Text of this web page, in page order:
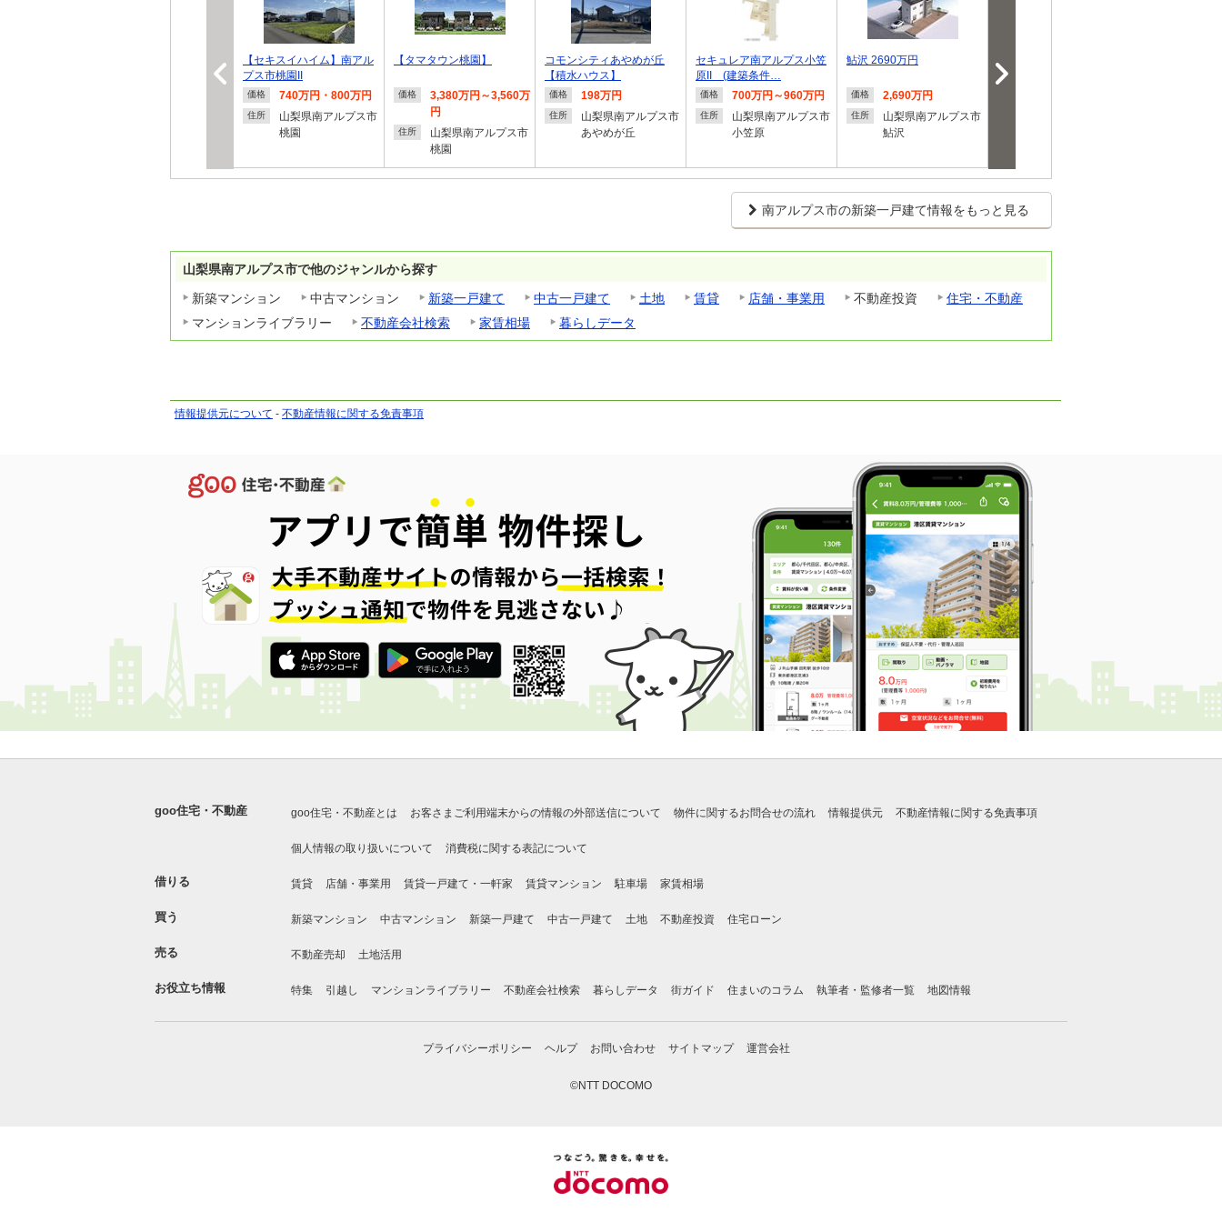
【セキスイハイム】南アル
プス市桃園II
価格 740万円・800万円
住所
山梨県南アルプス市
桃園
【タマタウン桃園】
価格
3,380万円～3,560万
円
住所
山梨県南アルプス市
桃園
コモンシティあやめが丘
【積水ハウス】
価格 198万円
住所
山梨県南アルプス市
あやめが丘
セキュレア南アルプス小笠
原II (建築条件…
価格 700万円～960万円
住所
山梨県南アルプス市
小笠原
鮎沢 2690万円
価格 2,690万円
住所
山梨県南アルプス市
鮎沢
アルプス市藤田I…
南アルプス市の新築一戸建て情報をもっと見る
山梨県南アルプス市で他のジャンルから探す
新築マンション
中古マンション 新築一戸建て 中古一戸建て 土地 賃貸 店舗・事業用 不動産投資
住宅・不動産
マンションライブラリー
不動産会社検索 家賃相場 暮らしデータ
情報提供元について - 不動産情報に関する免責事項
goo住宅・不動産 goo住宅・不動産とは お客さまご利用端末からの情報の外部送信について 物件に関するお問合せの流れ 情報提供元 不動産情報に関する免責事項
個人情報の取り扱いについて 消費税に関する表記について
借りる 賃貸 店舗・事業用 賃貸一戸建て・一軒家 賃貸マンション 駐車場 家賃相場
買う 新築マンション 中古マンション 新築一戸建て 中古一戸建て 土地 不動産投資 住宅ローン
売る 不動産売却 土地活用
お役立ち情報 特集 引越し マンションライブラリー 不動産会社検索 暮らしデータ 街ガイド 住まいのコラム 執筆者・監修者一覧 地図情報
プライバシーポリシー ヘルプ お問い合わせ サイトマップ 運営会社
©NTT DOCOMO